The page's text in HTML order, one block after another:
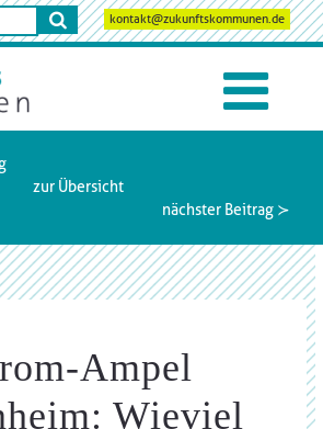
kontakt@zukunftskommunen.de
zur Übersicht
nächster Beitrag ≻
Ampel
Wieviel